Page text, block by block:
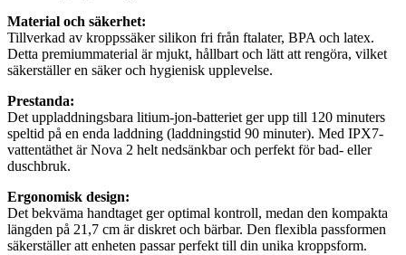
Material och säkerhet:
Tillverkad av kroppssäker silikon fri från ftalater, BPA och latex.
Detta premiummaterial är mjukt, hållbart och lätt att rengöra, vilket
säkerställer en säker och hygienisk upplevelse.
Prestanda:
Det uppladdningsbara litium-jon-batteriet ger upp till 120 minuters
speltid på en enda laddning (laddningstid 90 minuter). Med IPX7-
vattentäthet är Nova 2 helt nedsänkbar och perfekt för bad- eller
duschbruk.
Ergonomisk design:
Det bekväma handtaget ger optimal kontroll, medan den kompakta
längden på 21,7 cm är diskret och bärbar. Den flexibla passformen
säkerställer att enheten passar perfekt till din unika kroppsform.